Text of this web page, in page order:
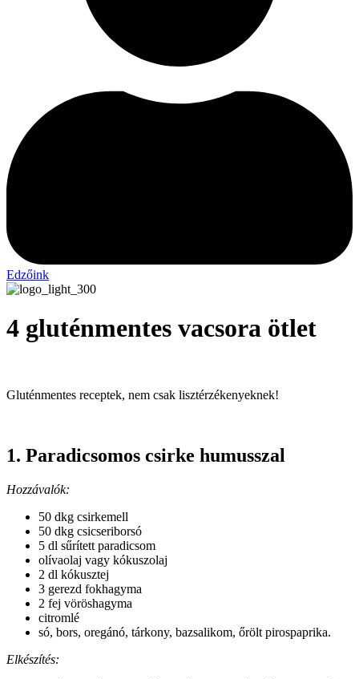
Edzőink
4 gluténmentes vacsora ötlet
Gluténmentes receptek, nem csak lisztérzékenyeknek!
1. Paradicsomos csirke humusszal
Hozzávalók:
50 dkg csirkemell
50 dkg csicseriborsó
5 dl sűrített paradicsom
olívaolaj vagy kókuszolaj
2 dl kókusztej
3 gerezd fokhagyma
2 fej vöröshagyma
citromlé
só, bors, oregánó, tárkony, bazsalikom, őrölt pirospaprika.
Elkészítés: